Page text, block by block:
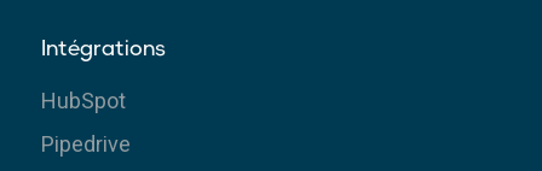
Intégrations
HubSpot
Pipedrive